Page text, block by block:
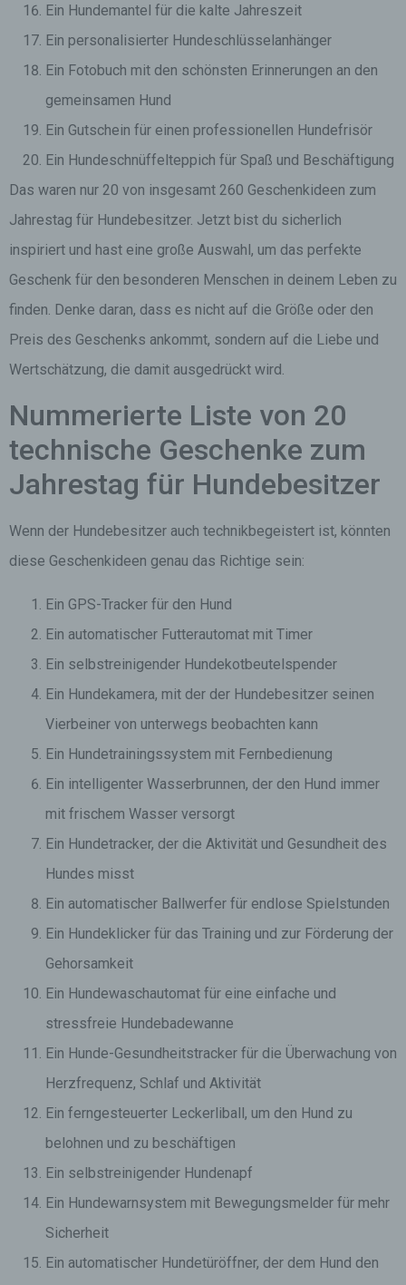
Ein Hundemantel für die kalte Jahreszeit
Ein personalisierter Hundeschlüsselanhänger
Ein Fotobuch mit den schönsten Erinnerungen an den
gemeinsamen Hund
Ein Gutschein für einen professionellen Hundefrisör
Ein Hundeschnüffelteppich für Spaß und Beschäftigung
Das waren nur 20 von insgesamt 260 Geschenkideen zum
Jahrestag für Hundebesitzer. Jetzt bist du sicherlich
inspiriert und hast eine große Auswahl, um das perfekte
Geschenk für den besonderen Menschen in deinem Leben zu
finden. Denke daran, dass es nicht auf die Größe oder den
Preis des Geschenks ankommt, sondern auf die Liebe und
Wertschätzung, die damit ausgedrückt wird.
Nummerierte Liste von 20
technische Geschenke zum
Jahrestag für Hundebesitzer
Wenn der Hundebesitzer auch technikbegeistert ist, könnten
diese Geschenkideen genau das Richtige sein:
Ein GPS-Tracker für den Hund
Ein automatischer Futterautomat mit Timer
Ein selbstreinigender Hundekotbeutelspender
Ein Hundekamera, mit der der Hundebesitzer seinen
Vierbeiner von unterwegs beobachten kann
Ein Hundetrainingssystem mit Fernbedienung
Ein intelligenter Wasserbrunnen, der den Hund immer
mit frischem Wasser versorgt
Ein Hundetracker, der die Aktivität und Gesundheit des
Hundes misst
Ein automatischer Ballwerfer für endlose Spielstunden
Ein Hundeklicker für das Training und zur Förderung der
Gehorsamkeit
Ein Hundewaschautomat für eine einfache und
stressfreie Hundebadewanne
Ein Hunde-Gesundheitstracker für die Überwachung von
Herzfrequenz, Schlaf und Aktivität
Ein ferngesteuerter Leckerliball, um den Hund zu
belohnen und zu beschäftigen
Ein selbstreinigender Hundenapf
Ein Hundewarnsystem mit Bewegungsmelder für mehr
Sicherheit
Ein automatischer Hundetüröffner, der dem Hund den